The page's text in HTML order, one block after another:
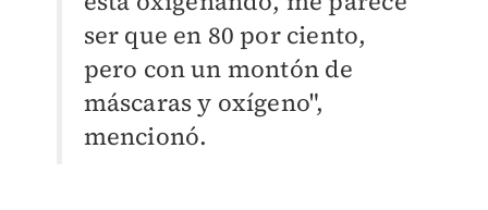
ser que en 80 por ciento,
pero con un montón de
máscaras y oxígeno",
mencionó.